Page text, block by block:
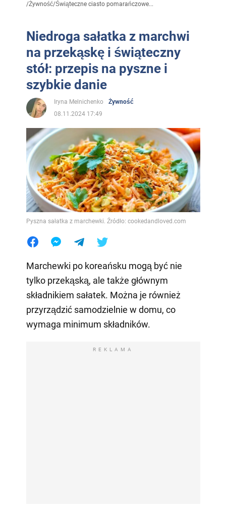
/Żywność/Świąteczne ciasto pomarańczowe...
Niedroga sałatka z marchwi
na przekąskę i świąteczny
stół: przepis na pyszne i
szybkie danie
Iryna Melnichenko
Żywność
08.11.2024 17:49
Pyszna sałatka z marchewki. Źródło: cookedandloved.com
Marchewki po koreańsku mogą być nie
tylko przekąską, ale także głównym
składnikiem sałatek. Można je również
przyrządzić samodzielnie w domu, co
wymaga minimum składników.
REKLAMA